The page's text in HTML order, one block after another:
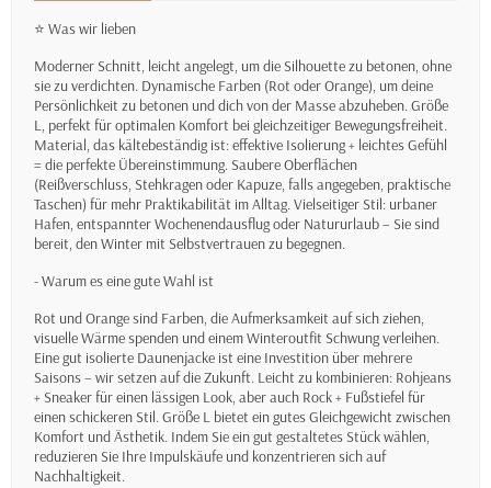
⭐ Was wir lieben
Moderner Schnitt, leicht angelegt, um die Silhouette zu betonen, ohne
sie zu verdichten. Dynamische Farben (Rot oder Orange), um deine
Persönlichkeit zu betonen und dich von der Masse abzuheben. Größe
L, perfekt für optimalen Komfort bei gleichzeitiger Bewegungsfreiheit.
Material, das kältebeständig ist: effektive Isolierung + leichtes Gefühl
= die perfekte Übereinstimmung. Saubere Oberflächen
(Reißverschluss, Stehkragen oder Kapuze, falls angegeben, praktische
Taschen) für mehr Praktikabilität im Alltag. Vielseitiger Stil: urbaner
Hafen, entspannter Wochenendausflug oder Natururlaub – Sie sind
bereit, den Winter mit Selbstvertrauen zu begegnen.
- Warum es eine gute Wahl ist
Rot und Orange sind Farben, die Aufmerksamkeit auf sich ziehen,
visuelle Wärme spenden und einem Winteroutfit Schwung verleihen.
Eine gut isolierte Daunenjacke ist eine Investition über mehrere
Saisons – wir setzen auf die Zukunft. Leicht zu kombinieren: Rohjeans
+ Sneaker für einen lässigen Look, aber auch Rock + Fußstiefel für
einen schickeren Stil. Größe L bietet ein gutes Gleichgewicht zwischen
Komfort und Ästhetik. Indem Sie ein gut gestaltetes Stück wählen,
reduzieren Sie Ihre Impulskäufe und konzentrieren sich auf
Nachhaltigkeit.